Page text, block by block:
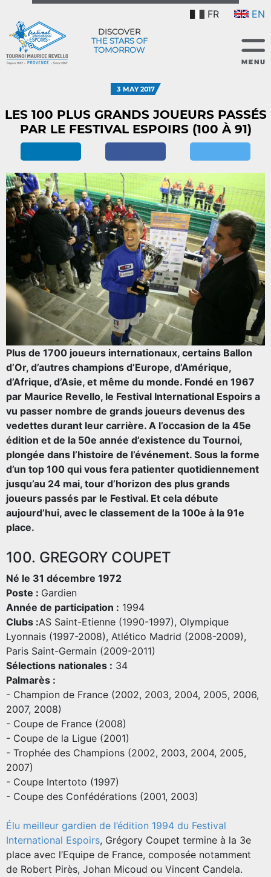
FR EN
DISCOVER
THE STARS OF
TOMORROW
3 MAY 2017
LES 100 PLUS GRANDS JOUEURS PASSÉS
PAR LE FESTIVAL ESPOIRS (100 À 91)
Plus de 1700 joueurs internationaux, certains Ballon
d’Or, d’autres champions d’Europe, d’Amérique,
d’Afrique, d’Asie, et même du monde. Fondé en 1967
par Maurice Revello, le Festival International Espoirs a
vu passer nombre de grands joueurs devenus des
vedettes durant leur carrière. A l’occasion de la 45e
édition et de la 50e année d’existence du Tournoi,
plongée dans l’histoire de l’événement. Sous la forme
d’un top 100 qui vous fera patienter quotidiennement
jusqu’au 24 mai, tour d’horizon des plus grands
joueurs passés par le Festival. Et cela débute
aujourd’hui, avec le classement de la 100e à la 91e
place.
100. GREGORY COUPET
Né le 31 décembre 1972
Poste : Gardien
Année de participation : 1994
Clubs :AS Saint-Etienne (1990-1997), Olympique
Lyonnais (1997-2008), Atlético Madrid (2008-2009),
Paris Saint-Germain (2009-2011)
Sélections nationales : 34
Palmarès :
- Champion de France (2002, 2003, 2004, 2005, 2006,
2007, 2008)
- Coupe de France (2008)
- Coupe de la Ligue (2001)
- Trophée des Champions (2002, 2003, 2004, 2005,
2007)
- Coupe Intertoto (1997)
- Coupe des Confédérations (2001, 2003)
Élu meilleur gardien de l’édition 1994 du Festival
International Espoirs, Grégory Coupet termine à la 3e
place avec l’Equipe de France, composée notamment
de Robert Pirès, Johan Micoud ou Vincent Candela.